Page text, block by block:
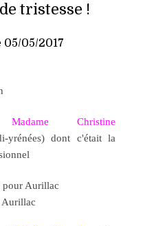
tristesse !
05/2017
Madame Christine
yrénées) dont c'était la
pour Aurillac
Aurillac